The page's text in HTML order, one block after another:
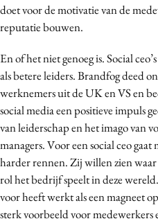
doet voor de motivatie van de
reputatie bouwen.
En of het niet genoeg is. Social
als betere leiders. Brandfog deed
werknemers uit de UK en VS en
social media een positieve impuls
van leiderschap en het imago van
managers. Voor een social ceo
harder rennen. Zij willen zien
rol het bedrijf speelt in deze
voor heeft werkt als een magneet
sterk voorbeeld voor